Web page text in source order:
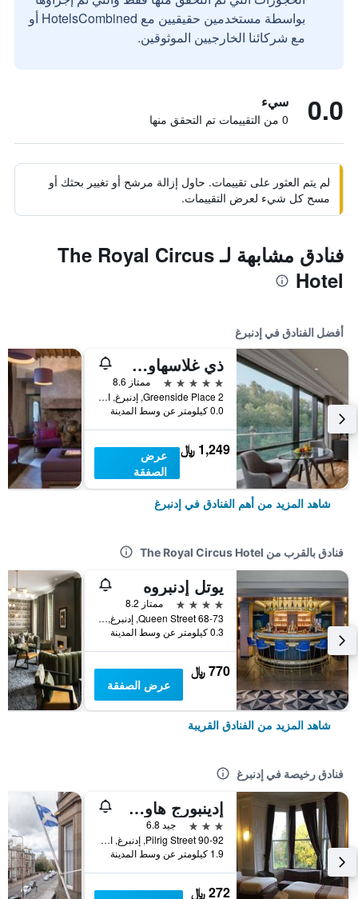
بواسطة مستخدمين حقيقيين مع HotelsCombined أو
مع شركائنا الخارجيين الموثوقين.
0.0 سيء
0 من التقييمات تم التحقق منها
لم يتم العثور على تقييمات. حاول إزالة مرشح أو تغيير بحثك أو
مسح كل شيء لعرض التقييمات.
فنادق مشابهة لـ The Royal Circus
Hotel
أفضل الفنادق في إدنبرغ
ذي غلاسهاوس، أوتوغراف كولكشن
5 نجوم
ممتاز 8.6
2 Greenside Place, إدنبرغ, المملكة المتحدة
0.0 كيلومتر عن وسط المدينة
1,249 ﷼
عرض
الصفقة
شاهد المزيد من أهم الفنادق في إدنبرغ
فنادق بالقرب من The Royal Circus Hotel
يوتل إدنبروه
4 نجوم
ممتاز 8.2
68-73 Queen Street, إدنبرغ, المملكة المتحدة
0.3 كيلومتر عن وسط المدينة
770 ﷼
عرض الصفقة
شاهد المزيد من الفنادق القريبة
فنادق رخيصة في إدنبرغ
إدينبورج هاوس هوتل
3 نجوم
جيد 6.8
90-92 Pilrig Street, إدنبرغ, المملكة المتحدة
1.9 كيلومتر عن وسط المدينة
272 ﷼